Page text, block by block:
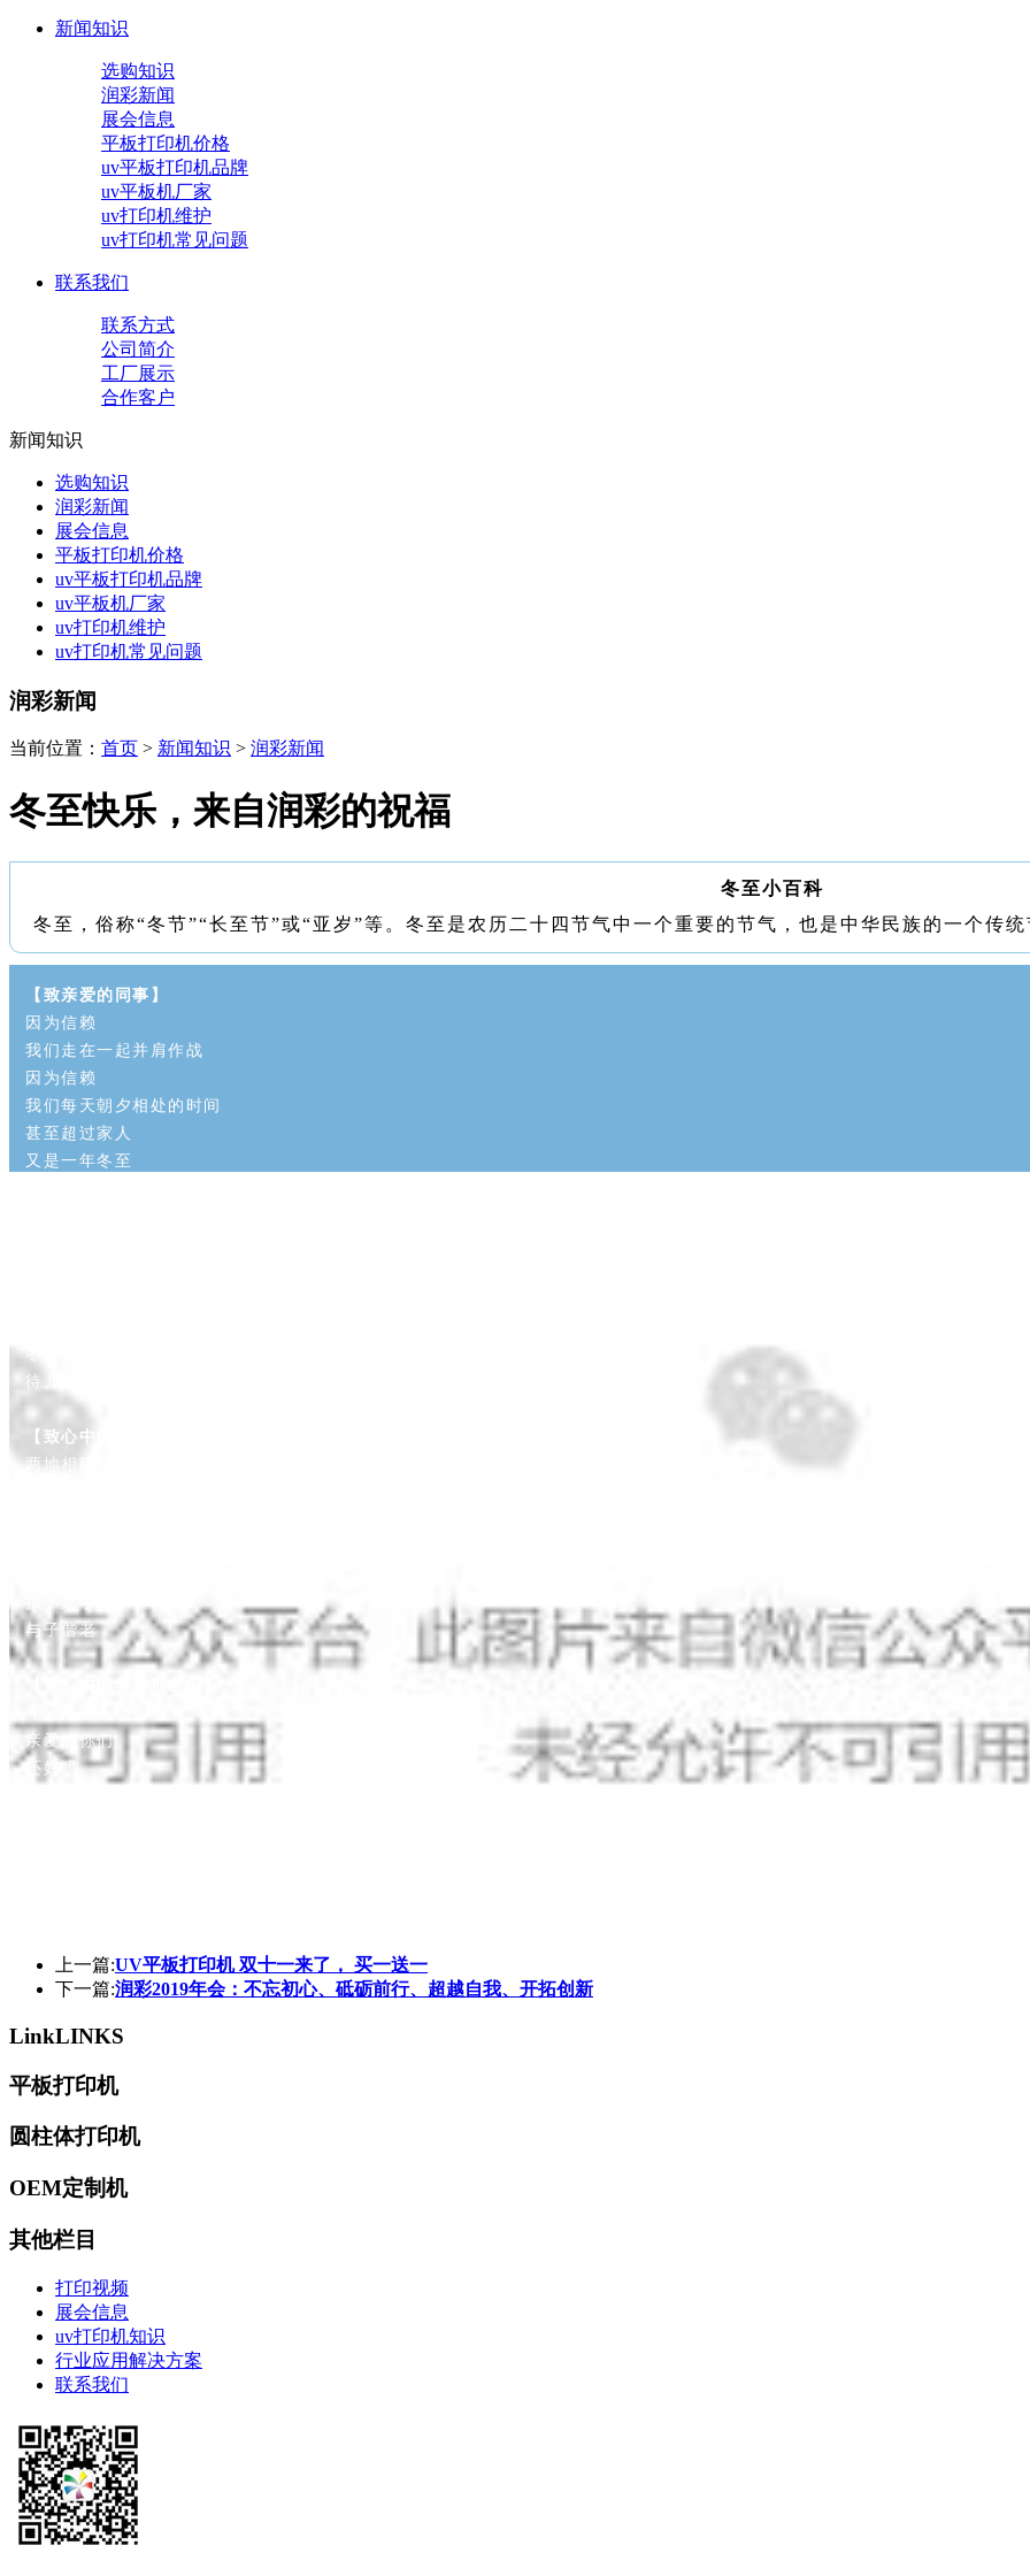
新闻知识
选购知识
润彩新闻
展会信息
平板打印机价格
uv平板打印机品牌
uv平板机厂家
uv打印机维护
uv打印机常见问题
联系我们
联系方式
公司简介
工厂展示
合作客户
新闻知识
选购知识
润彩新闻
展会信息
平板打印机价格
uv平板打印机品牌
uv平板机厂家
uv打印机维护
uv打印机常见问题
润彩新闻
当前位置： 首页 > 新闻知识 > 润彩新闻
冬至快乐，来自润彩的祝福
冬至小百科
冬至，俗称“冬节”“长至节”或“亚岁”等。冬至是农历二十四节气中一个重要的节气，也是中华民族的一个传统
【致亲爱的同事】
因为信赖
我们走在一起并肩作战
因为信赖
我们每天朝夕相处的时间
甚至超过家人
又是一年冬至
冬至天寒 父母多保重
待儿女归家谢恩情
【致心中的TA】
两地相隔
与子偕老
亲爱的你们
还好吗
上一篇:UV平板打印机 双十一来了， 买一送一
下一篇:润彩2019年会：不忘初心、砥砺前行、超越自我、开拓创新
LinkLINKS
平板打印机
圆柱体打印机
OEM定制机
其他栏目
打印视频
展会信息
uv打印机知识
行业应用解决方案
联系我们